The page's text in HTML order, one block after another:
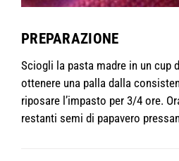
PREPARAZIONE
Sciogli la pasta madre in un cup
ottenere una palla dalla
riposare l’impasto per 3/4 ore.
restanti semi di papavero